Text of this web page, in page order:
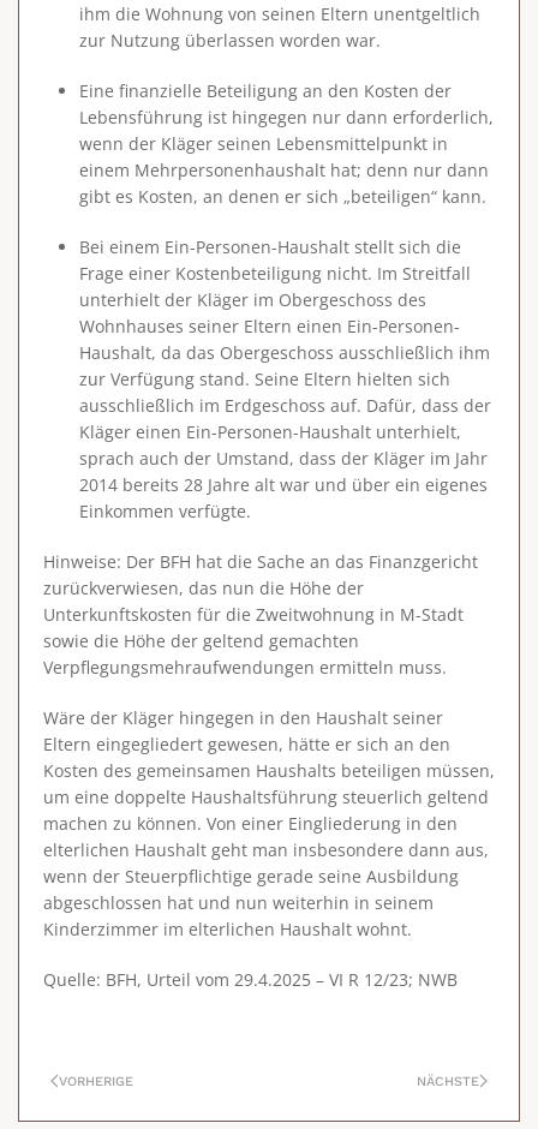
ihm die Wohnung von seinen Eltern unentgeltlich
zur Nutzung überlassen worden war.
Eine finanzielle Beteiligung an den Kosten der
Lebensführung ist hingegen nur dann erforderlich,
wenn der Kläger seinen Lebensmittelpunkt in
einem Mehrpersonenhaushalt hat; denn nur dann
gibt es Kosten, an denen er sich „beteiligen“ kann.
Bei einem Ein-Personen-Haushalt stellt sich die
Frage einer Kostenbeteiligung nicht. Im Streitfall
unterhielt der Kläger im Obergeschoss des
Wohnhauses seiner Eltern einen Ein-Personen-
Haushalt, da das Obergeschoss ausschließlich ihm
zur Verfügung stand. Seine Eltern hielten sich
ausschließlich im Erdgeschoss auf. Dafür, dass der
Kläger einen Ein-Personen-Haushalt unterhielt,
sprach auch der Umstand, dass der Kläger im Jahr
2014 bereits 28 Jahre alt war und über ein eigenes
Einkommen verfügte.
Hinweise: Der BFH hat die Sache an das Finanzgericht
zurückverwiesen, das nun die Höhe der
Unterkunftskosten für die Zweitwohnung in M-Stadt
sowie die Höhe der geltend gemachten
Verpflegungsmehraufwendungen ermitteln muss.
Wäre der Kläger hingegen in den Haushalt seiner
Eltern eingegliedert gewesen, hätte er sich an den
Kosten des gemeinsamen Haushalts beteiligen müssen,
um eine doppelte Haushaltsführung steuerlich geltend
machen zu können. Von einer Eingliederung in den
elterlichen Haushalt geht man insbesondere dann aus,
wenn der Steuerpflichtige gerade seine Ausbildung
abgeschlossen hat und nun weiterhin in seinem
Kinderzimmer im elterlichen Haushalt wohnt.
Quelle: BFH, Urteil vom 29.4.2025 – VI R 12/23; NWB
VORHERIGE NÄCHSTE